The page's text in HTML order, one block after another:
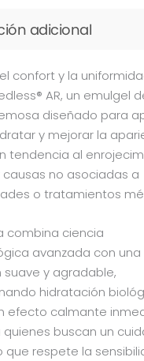
adicional
confort y la
AR, un emulgel
diseñado para
y mejorar la
tendencia al
causas no asociadas a
o tratamientos
combina ciencia
avanzada con una
suave y agradable,
hidratación
efecto calmante
quienes buscan un
que respete la